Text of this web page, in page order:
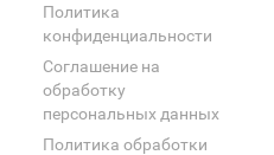
Политика
конфиденциальности
Соглашение на
обработку
персональных данных
Политика обработки